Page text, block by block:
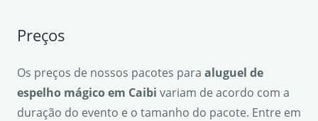
Preços
Os preços de nossos pacotes para aluguel de
espelho mágico em Caibi variam de acordo com a
duração do evento e o tamanho do pacote. Entre em